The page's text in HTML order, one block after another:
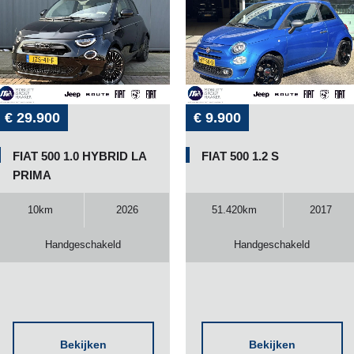
€ 29.900
FIAT 500 1.0 HYBRID LA
PRIMA
10km 2026
Handgeschakeld
Bekijken
€ 9.900
FIAT 500 1.2 S
51.420km 2017
Handgeschakeld
Bekijken